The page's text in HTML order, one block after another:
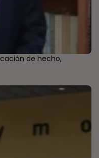
de hecho,